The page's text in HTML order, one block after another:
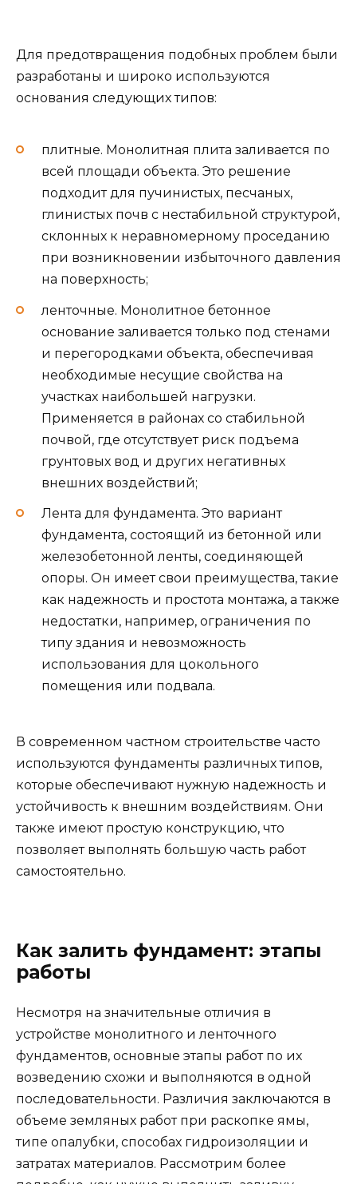
Для предотвращения подобных проблем были
разработаны и широко используются
основания следующих типов:
плитные. Монолитная плита заливается по
всей площади объекта. Это решение
подходит для пучинистых, песчаных,
глинистых почв с нестабильной структурой,
склонных к неравномерному проседанию
при возникновении избыточного давления
на поверхность;
ленточные. Монолитное бетонное
основание заливается только под стенами
и перегородками объекта, обеспечивая
необходимые несущие свойства на
участках наибольшей нагрузки.
Применяется в районах со стабильной
почвой, где отсутствует риск подъема
грунтовых вод и других негативных
внешних воздействий;
Лента для фундамента. Это вариант
фундамента, состоящий из бетонной или
железобетонной ленты, соединяющей
опоры. Он имеет свои преимущества, такие
как надежность и простота монтажа, а также
недостатки, например, ограничения по
типу здания и невозможность
использования для цокольного
помещения или подвала.
В современном частном строительстве часто
используются фундаменты различных типов,
которые обеспечивают нужную надежность и
устойчивость к внешним воздействиям. Они
также имеют простую конструкцию, что
позволяет выполнять большую часть работ
самостоятельно.
Как залить фундамент: этапы
работы
Несмотря на значительные отличия в
устройстве монолитного и ленточного
фундаментов, основные этапы работ по их
возведению схожи и выполняются в одной
последовательности. Различия заключаются в
объеме земляных работ при раскопке ямы,
типе опалубки, способах гидроизоляции и
затратах материалов. Рассмотрим более